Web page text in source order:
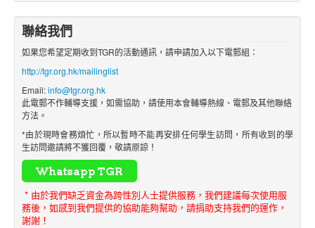
聯絡我們
如果您希望定期收到TGR的活動通訊，請申請加入以下電郵組：
http://tgr.org.hk/mailinglist
Email:info@tgr.org.hk
此電郵不作輔導支援，如需協助，請使用本會輔導熱線、電郵及其他聯絡
方法。
*由於現時會務煩忙，所以暫時不能再安排任何學生訪問，所有收到的學
生訪問邀請將不獲回覆，敬請原諒！
* 由於我們缺乏資金為跨性別人士提供服務，我們建議每次使用服
務後，如感到我們提供的協助能夠幫助，請捐助支持我們的運作，
謝謝！